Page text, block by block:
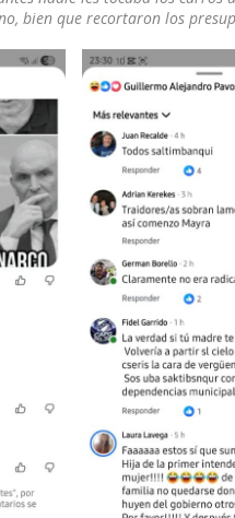
bien que recortaron los